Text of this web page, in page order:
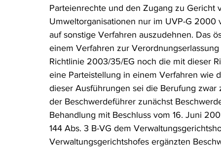
Parteienrechte und den Zugang zu
Umweltorganisationen nur im UVP-G
auf sonstige Verfahren auszudehnen. Das
einem Verfahren zur
Richtlinie 2003/35/EG noch die mit dieser
eine Parteistellung in einem Verfahren wie
dieser Ausführungen sei die Berufung
der Beschwerdeführer zunächst
Behandlung mit Beschluss vom 16. Juni
144 Abs. 3 B-VG dem
Verwaltungsgerichtshofes ergänzten